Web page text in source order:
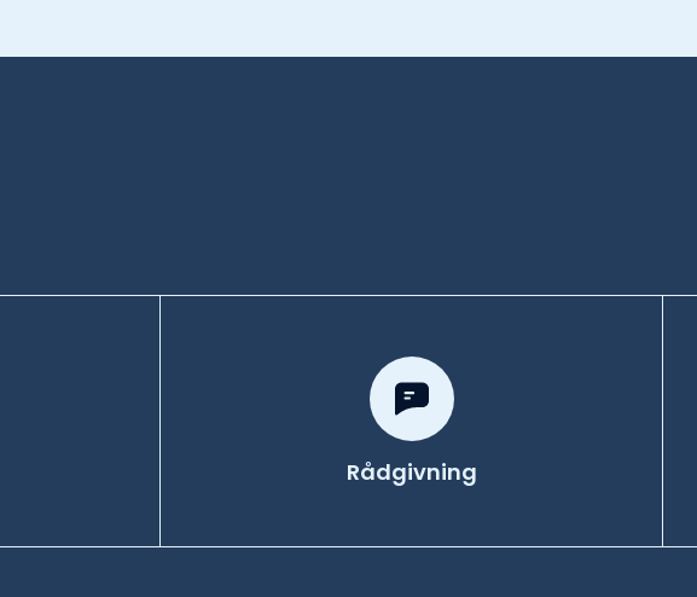
älv och vid grunden nedanför Fästningsholmen
och öring.
Rådgivning